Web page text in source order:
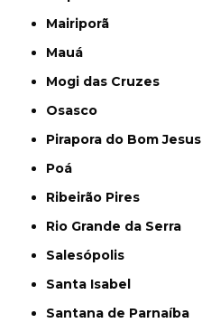
Mairiporã
Mauá
Mogi das Cruzes
Osasco
Pirapora do Bom Jesus
Poá
Ribeirão Pires
Rio Grande da Serra
Salesópolis
Santa Isabel
Santana de Parnaíba